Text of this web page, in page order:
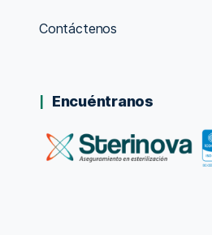
Contáctenos
Encuéntranos